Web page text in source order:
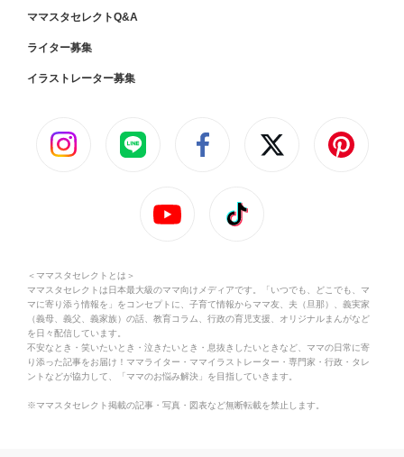
ママスタセレクトQ&A
ライター募集
イラストレーター募集
＜ママスタセレクトとは＞
ママスタセレクトは日本最大級のママ向けメディアです。「いつでも、どこでも、マ
マに寄り添う情報を」をコンセプトに、子育て情報からママ友、夫（旦那）、義実家
（義母、義父、義家族）の話、教育コラム、行政の育児支援、オリジナルまんがなど
を日々配信しています。
不安なとき・笑いたいとき・泣きたいとき・息抜きしたいときなど、ママの日常に寄
り添った記事をお届け！ママライター・ママイラストレーター・専門家・行政・タレ
ントなどが協力して、「ママのお悩み解決」を目指していきます。
※ママスタセレクト掲載の記事・写真・図表など無断転載を禁止します。